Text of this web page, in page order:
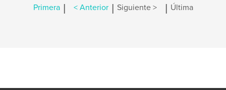
Primera | < Anterior | Siguiente > | Última